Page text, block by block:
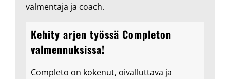
valmentaja ja coach.
Kehity arjen työssä Completon
valmennuksissa!
Completo on kokenut, oivalluttava ja